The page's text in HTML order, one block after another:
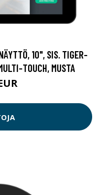
10", SIS. TIGER-
TOUCH, MUSTA